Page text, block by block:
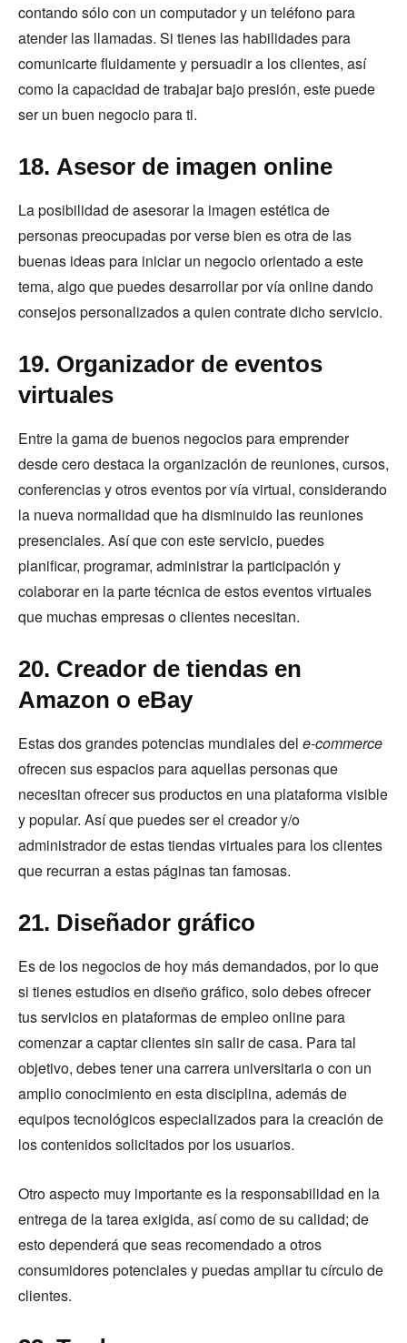
contando sólo con un computador y un teléfono para
atender las llamadas. Si tienes las habilidades para
comunicarte fluidamente y persuadir a los clientes, así
como la capacidad de trabajar bajo presión, este puede
ser un buen negocio para ti.
18. Asesor de imagen online
La posibilidad de asesorar la imagen estética de
personas preocupadas por verse bien es otra de las
buenas ideas para iniciar un negocio orientado a este
tema, algo que puedes desarrollar por vía online dando
consejos personalizados a quien contrate dicho servicio.
19. Organizador de eventos
virtuales
Entre la gama de buenos negocios para emprender
desde cero destaca la organización de reuniones, cursos,
conferencias y otros eventos por vía virtual, considerando
la nueva normalidad que ha disminuido las reuniones
presenciales. Así que con este servicio, puedes
planificar, programar, administrar la participación y
colaborar en la parte técnica de estos eventos virtuales
que muchas empresas o clientes necesitan.
20. Creador de tiendas en
Amazon o eBay
Estas dos grandes potencias mundiales del e-commerce
ofrecen sus espacios para aquellas personas que
necesitan ofrecer sus productos en una plataforma visible
y popular. Así que puedes ser el creador y/o
administrador de estas tiendas virtuales para los clientes
que recurran a estas páginas tan famosas.
21. Diseñador gráfico
Es de los negocios de hoy más demandados, por lo que
si tienes estudios en diseño gráfico, solo debes ofrecer
tus servicios en plataformas de empleo online para
comenzar a captar clientes sin salir de casa. Para tal
objetivo, debes tener una carrera universitaria o con un
amplio conocimiento en esta disciplina, además de
equipos tecnológicos especializados para la creación de
los contenidos solicitados por los usuarios.
Otro aspecto muy importante es la responsabilidad en la
entrega de la tarea exigida, así como de su calidad; de
esto dependerá que seas recomendado a otros
consumidores potenciales y puedas ampliar tu círculo de
clientes.